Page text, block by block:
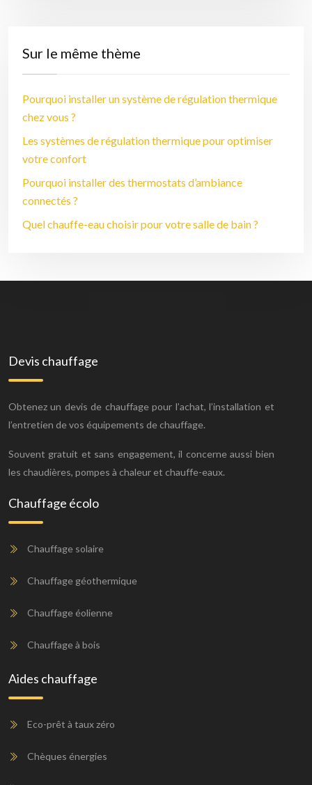
Sur le même thème
Pourquoi installer un système de régulation thermique
chez vous ?
Les systèmes de régulation thermique pour optimiser
votre confort
Pourquoi installer des thermostats d’ambiance
connectés ?
Quel chauffe-eau choisir pour votre salle de bain ?
Devis chauffage
Obtenez un devis de chauffage pour l’achat, l’installation et
l’entretien de vos équipements de chauffage.
Souvent gratuit et sans engagement, il concerne aussi bien
les chaudières, pompes à chaleur et chauffe-eaux.
Chauffage écolo
Chauffage solaire
Chauffage géothermique
Chauffage éolienne
Chauffage à bois
Aides chauffage
Eco-prêt à taux zéro
Chèques énergies